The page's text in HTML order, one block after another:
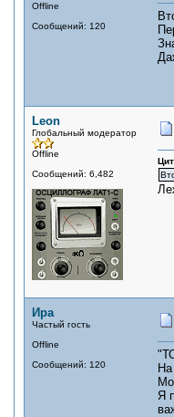
Offline
Сообщений: 120
Leon
Глобальный модератор
Offline
Сообщений: 6,482
Ира
Частый гость
Offline
Сообщений: 120
Я